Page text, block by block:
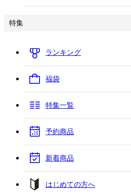
特集
ランキング
福袋
特集一覧
予約商品
新着商品
はじめての方へ